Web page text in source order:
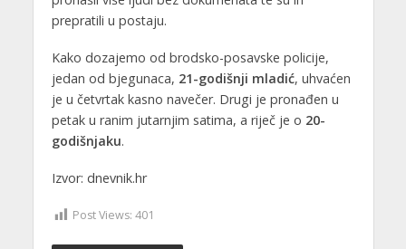
prepratili u postaju.
Kako dozajemo od brodsko-posavske policije,
jedan od bjegunaca, 21-godišnji mladić, uhvaćen
je u četvrtak kasno navečer. Drugi je pronađen u
petak u ranim jutarnjim satima, a riječ je o 20-
godišnjaku.
Izvor: dnevnik.hr
Post Views: 401